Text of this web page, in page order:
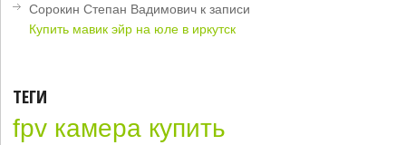
Сорокин Степан Вадимович к записи
Купить мавик эйр на юле в иркутск
ТЕГИ
fpv камера купить